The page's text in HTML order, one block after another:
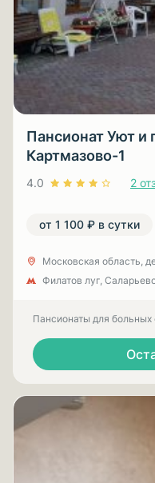
Пансионат Уют и
Картмазово-1
4.0 2
от 1 100 ₽ в сутки
Московская область,
Филатов луг,
Пансионаты для